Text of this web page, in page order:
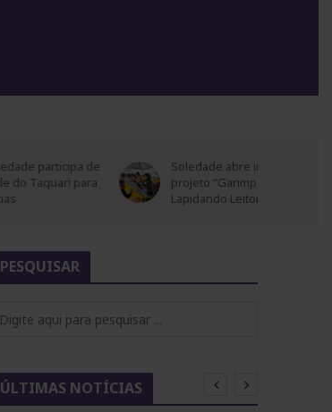
Soledade abre inscrições para
projeto “Garimpando Escritores –
Lapidando Leitores”
PESQUISAR
ÚLTIMAS NOTÍCIAS